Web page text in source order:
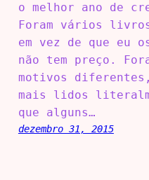
o melhor ano de
Foram vários
em vez de que eu
não tem preço.
motivos
mais lidos
que alguns…
dezembro 31, 2015